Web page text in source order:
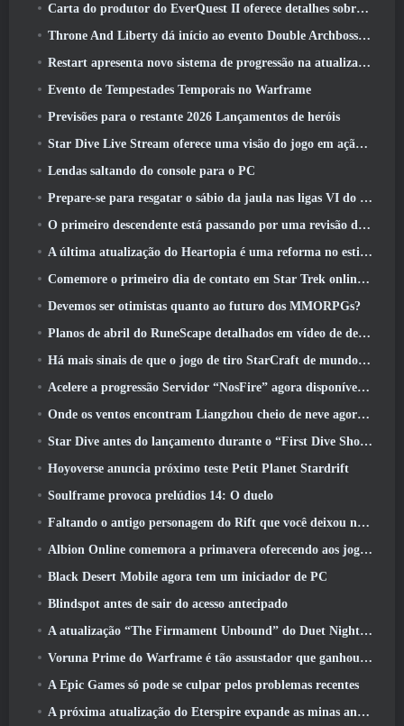
Carta do produtor do EverQuest II oferece detalhes sobre servidor de expansão bloqueado por tempo
Throne And Liberty dá início ao evento Double Archboss Spawn
Restart apresenta novo sistema de progressão na atualização da temporada SS4
Evento de Tempestades Temporais no Warframe
Previsões para o restante 2026 Lançamentos de heróis
Star Dive Live Stream oferece uma visão do jogo em ação antes do lançamento
Lendas saltando do console para o PC
Prepare-se para resgatar o sábio da jaula nas ligas VI do RuneScape da velha escola: Pactos Demoníacos
O primeiro descendente está passando por uma revisão de acordo com o Dev Stream
A última atualização do Heartopia é uma reforma no estilo Alice no país das maravilhas
Comemore o primeiro dia de contato em Star Trek online e ganhe uma nova versão do Nobel Intel Battlecruiser
Devemos ser otimistas quanto ao futuro dos MMORPGs?
Planos de abril do RuneScape detalhados em vídeo de desenvolvimento
Há mais sinais de que o jogo de tiro StarCraft de mundo aberto pode ser uma coisa real
Acelere a progressão Servidor “NosFire” agora disponível no NosTale
Onde os ventos encontram Liangzhou cheio de neve agora disponível com o lançamento da versão 1.5
Star Dive antes do lançamento durante o “First Dive Show”
Hoyoverse anuncia próximo teste Petit Planet Stardrift
Soulframe provoca prelúdios 14: O duelo
Faltando o antigo personagem do Rift que você deixou no servidor morto? Gamigo tem uma solução para isso
Albion Online comemora a primavera oferecendo aos jogadores uma linda montaria de coelhinho
Black Desert Mobile agora tem um iniciador de PC
Blindspot antes de sair do acesso antecipado
A atualização “The Firmament Unbound” do Duet Night Abyss encerra o enredo de Huaxu
Voruna Prime do Warframe é tão assustador que ganhou seu próprio trailer da Red Band
A Epic Games só pode se culpar pelos problemas recentes
A próxima atualização do Eterspire expande as minas anãs e oferece uma revisão completa do combate aos chefes